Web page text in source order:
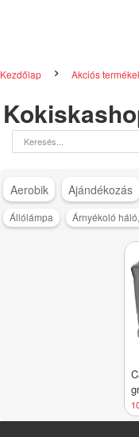
Kezdőlap Akciós
Aerobik Ajándékozás
Állólámpa Árnyékoló